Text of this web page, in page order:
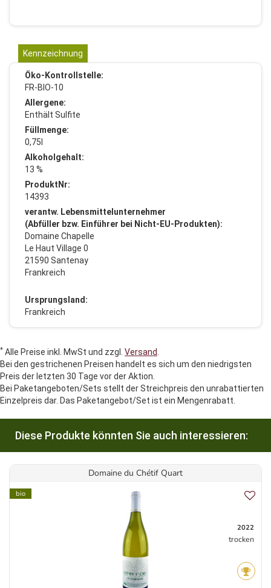
Kennzeichnung
Öko-Kontrollstelle:
FR-BIO-10
Allergene:
Enthält Sulfite
Füllmenge:
0,75l
Alkoholgehalt:
13 %
ProduktNr:
14393
verantw. Lebensmittelunternehmer
(Abfüller bzw. Einführer bei Nicht-EU-Produkten):
Domaine Chapelle
Le Haut Village 0
21590 Santenay
Frankreich
Ursprungsland:
Frankreich
* Alle Preise inkl. MwSt und zzgl. Versand
Bei den gestrichenen Preisen handelt es sich um den niedrigsten
Preis der letzten 30 Tage vor der Aktion.
Bei Paketangeboten/Sets stellt der Streichpreis den unrabattierten
Einzelpreis dar. Das Paketangebot/Set ist ein Mengenrabatt.
Diese Produkte könnten Sie auch interessieren:
Domaine du Chétif Quart
bio
2022
trocken